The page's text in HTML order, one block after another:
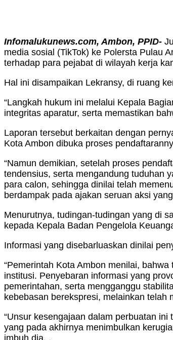
Infomalukunews.com, Ambon, PPID-
media sosial (TikTok) ke Polersta Pulau
terhadap para pejabat di wilayah kerja
Hal ini disampaikan Lekransy, di ruang
“Langkah hukum ini melalui Kepala
integritas aparatur, serta memastikan
Laporan tersebut berkaitan dengan
Kota Ambon dibuka proses
“Namun demikian, setelah proses
tendensius, serta mengandung tuduhan
para calon, sehingga dinilai telah
berdampak pada ajakan seruan aksi
Menurutnya, tudingan-tudingan yang di
kepada Kepala Badan Pengelola
Informasi yang disebarluaskan dinilai
“Pemerintah Kota Ambon menilai,
institusi. Penyebaran informasi yang
pemerintahan, serta mengganggu
kebebasan berekspresi, melainkan telah
“Unsur kesengajaan dalam perbuatan
yang pada akhirnya menimbulkan
imbuh dia. .